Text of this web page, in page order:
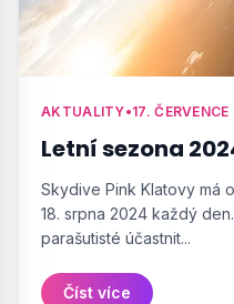
AKTUALITY•17.
Letní sezona
Skydive Pink Klatovy má
18. srpna 2024 každý
parašutisté účastnit...
Číst více